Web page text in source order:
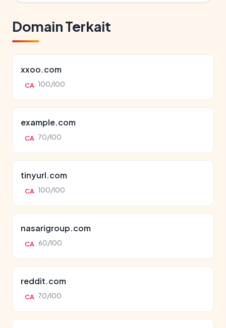
Domain Terkait
xxoo.com
CA 100/100
example.com
CA 70/100
tinyurl.com
CA 100/100
nasarigroup.com
CA 60/100
reddit.com
CA 70/100